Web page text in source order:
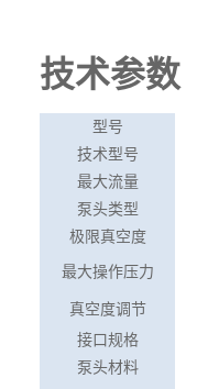
技术参数
型号
技术型号
最大流量
泵头类型
极限真空度
最大操作压力
真空度调节
接口规格
泵头材料